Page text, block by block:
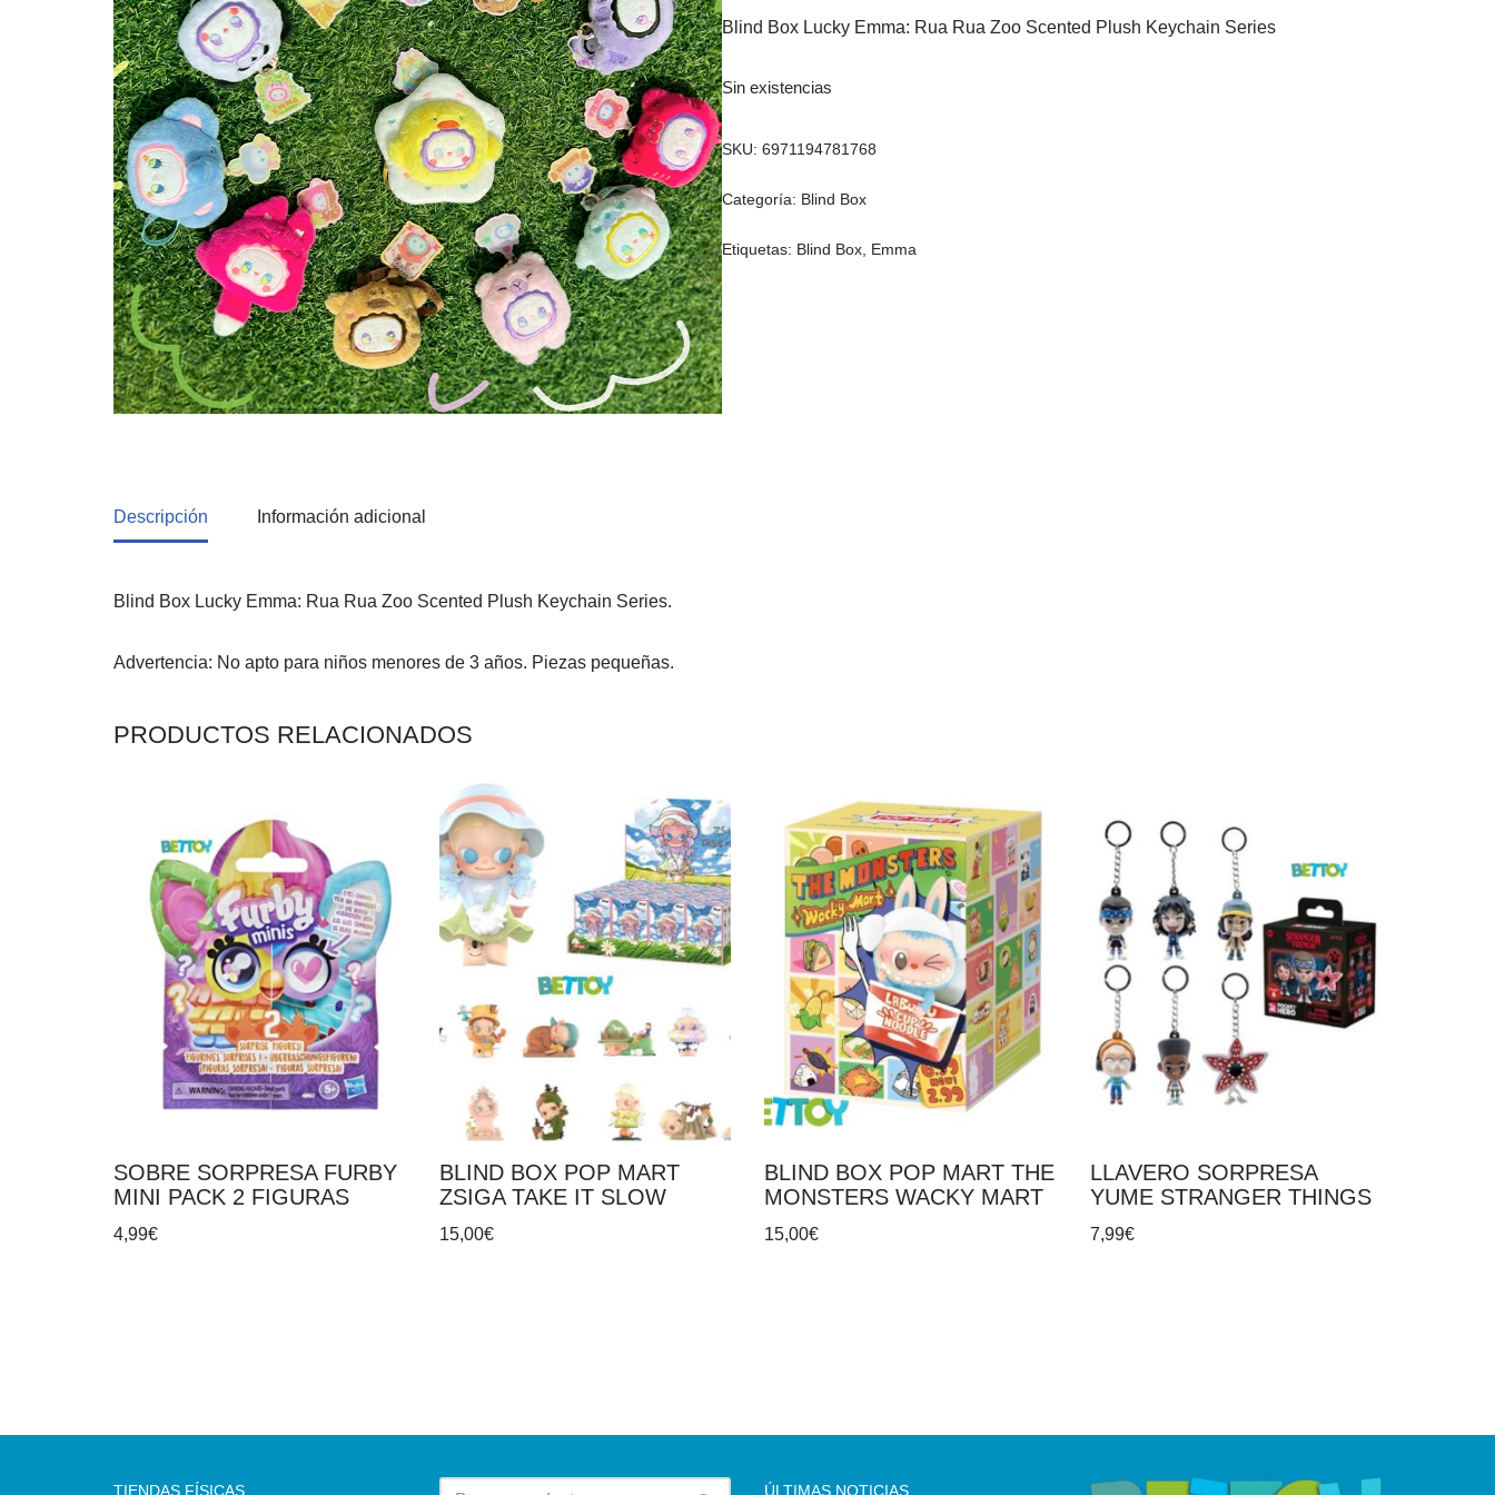
Blind Box Lucky Emma: Rua Rua Zoo Scented Plush Keychain Series
Sin existencias
SKU:6971194781768
Categoría: Blind Box
Etiquetas: Blind Box Emma
Descripción Información adicional
Blind Box Lucky Emma: Rua Rua Zoo Scented Plush Keychain Series.
Advertencia: No apto para niños menores de 3 años. Piezas pequeñas.
PRODUCTOS RELACIONADOS
SOBRE SORPRESA FURBY
MINI PACK 2 FIGURAS
4,99€
BLIND BOX POP MART
ZSIGA TAKE IT SLOW
15,00€
BLIND BOX POP MART THE
MONSTERS WACKY MART
15,00€
LLAVERO SORPRESA
YUME STRANGER THINGS
7,99€
TIENDAS FÍSICAS ÚLTIMAS NOTICIAS